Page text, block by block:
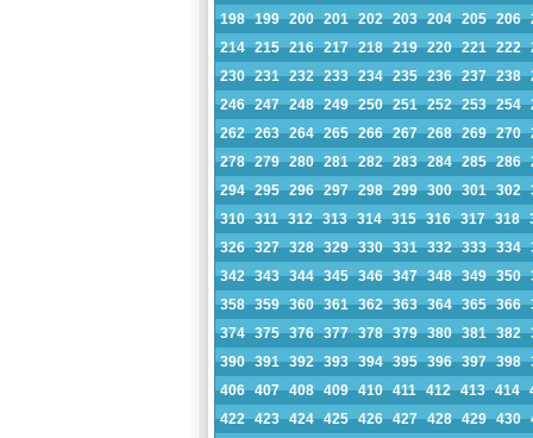
198 199 200 201 202 203 204 205 206
214 215 216 217 218 219 220 221 222
230 231 232 233 234 235 236 237 238
246 247 248 249 250 251 252 253 254
262 263 264 265 266 267 268 269 270
278 279 280 281 282 283 284 285 286
294 295 296 297 298 299 300 301 302
310 311 312 313 314 315 316 317 318
326 327 328 329 330 331 332 333 334
342 343 344 345 346 347 348 349 350
358 359 360 361 362 363 364 365 366
374 375 376 377 378 379 380 381 382
390 391 392 393 394 395 396 397 398
406 407 408 409 410 411 412 413 414
422 423 424 425 426 427 428 429 430